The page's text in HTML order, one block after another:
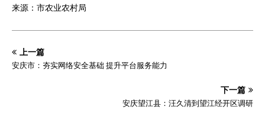
来源：市农业农村局
上一篇
安庆市：夯实网络安全基础 提升平台服务能力
下一篇
安庆望江县：汪久清到望江经开区调研